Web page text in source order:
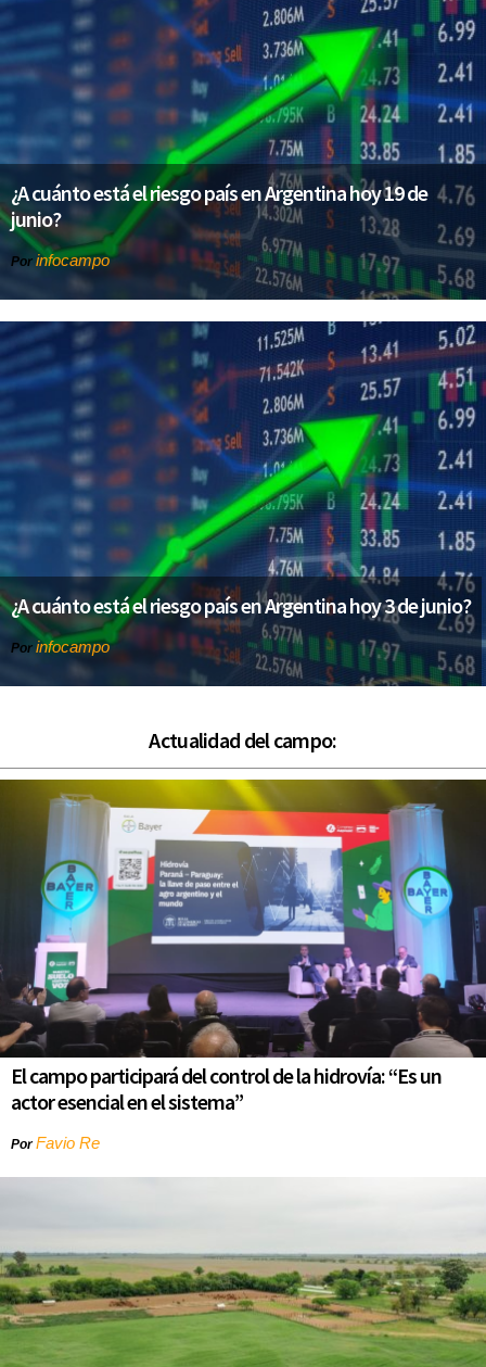
¿A cuánto está el riesgo país en Argentina hoy 19 de
junio?
Por infocampo
¿A cuánto está el riesgo país en Argentina hoy 3 de junio?
Por infocampo
Actualidad del campo:
El campo participará del control de la hidrovía: “Es un
actor esencial en el sistema”
PorFavio Re